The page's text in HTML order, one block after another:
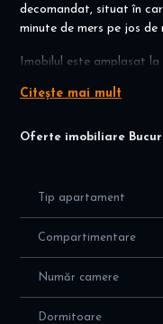
Oferte imobiliare
decomandat, situat în
minute de mers pe jos de
Imobilul este amplasat
Orientare sudică –
2 dormitoare
2 băi (ambele prevăzute
2 debarale
2 balcoane închise cu
Coloana de gaze pentru
Citește mai mult
Tip apartament
Compartimentare
Număr camere
Dormitoare